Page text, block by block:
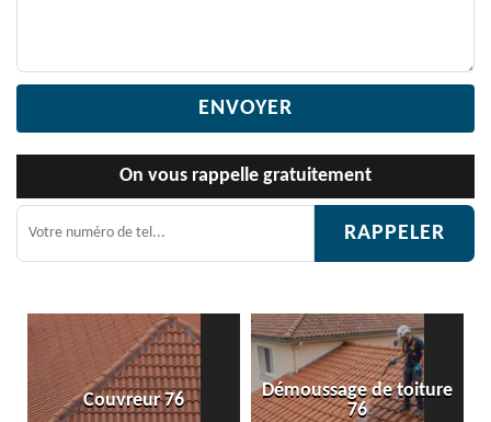
On vous rappelle gratuitement
Couvreur 76
Démoussage de toiture
76